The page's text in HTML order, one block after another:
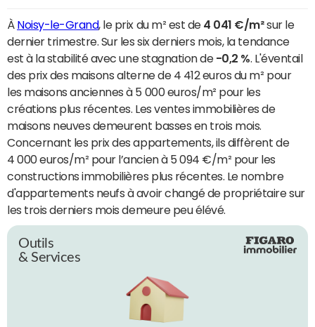
À Noisy-le-Grand, le prix du m² est de 4 041 €/m²sur le
dernier trimestre. Sur les six derniers mois, la tendance
est à la stabilité avec une stagnation de -0,2 % . L'éventail
des prix des maisons alterne de 4 412 euros du m² pour
les maisons anciennes à 5 000 euros/m² pour les
créations plus récentes. Les ventes immobilières de
maisons neuves demeurent basses en trois mois.
Concernant les prix des appartements, ils diffèrent de
4 000 euros/m² pour l’ancien à 5 094 €/m² pour les
constructions immobilières plus récentes. Le nombre
d'appartements neufs à avoir changé de propriétaire sur
les trois derniers mois demeure peu élévé.
Outils
& Services